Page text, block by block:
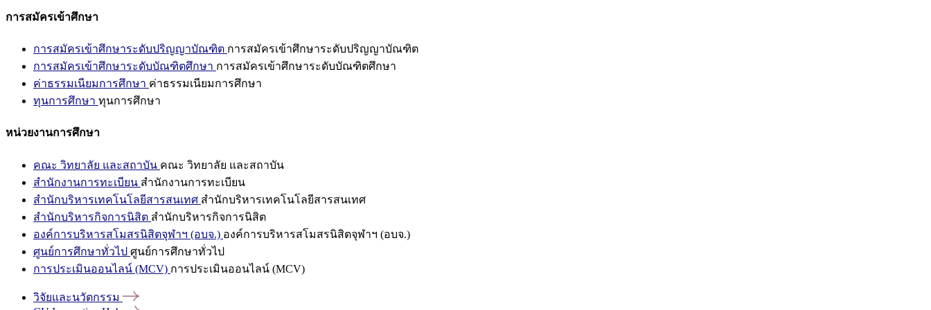
การสมัครเข้าศึกษา
การสมัครเข้าศึกษาระดับปริญญาบัณฑิต การสมัครเข้าศึกษาระดับปริญญาบัณฑิต
การสมัครเข้าศึกษาระดับบัณฑิตศึกษา การสมัครเข้าศึกษาระดับบัณฑิตศึกษา
ค่าธรรมเนียมการศึกษา ค่าธรรมเนียมการศึกษา
ทุนการศึกษา ทุนการศึกษา
หน่วยงานการศึกษา
คณะ วิทยาลัย และสถาบัน คณะ วิทยาลัย และสถาบัน
สำนักงานการทะเบียน สำนักงานการทะเบียน
สำนักบริหารเทคโนโลยีสารสนเทศ สำนักบริหารเทคโนโลยีสารสนเทศ
สำนักบริหารกิจการนิสิต สำนักบริหารกิจการนิสิต
องค์การบริหารสโมสรนิสิตจุฬาฯ (อบจ.) องค์การบริหารสโมสรนิสิตจุฬาฯ (อบจ.)
ศูนย์การศึกษาทั่วไป ศูนย์การศึกษาทั่วไป
การประเมินออนไลน์ (MCV) การประเมินออนไลน์ (MCV)
วิจัยและนวัตกรรม